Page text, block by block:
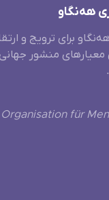
هەنگاو
برای ترویج و
منشور
für